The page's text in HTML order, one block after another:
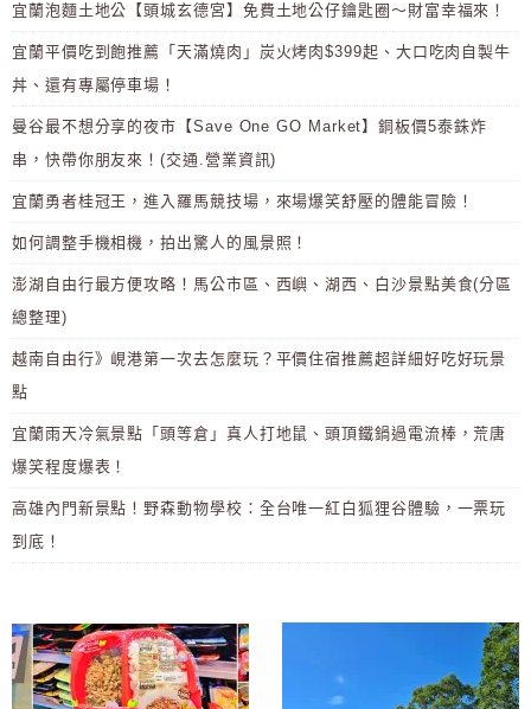
宜蘭泡麵土地公【頭城玄德宮】免費土地公仔鑰匙圈～財富幸福來！
宜蘭平價吃到飽推薦「天滿燒肉」炭火烤肉$399起、大口吃肉自製牛
丼、還有專屬停車場！
曼谷最不想分享的夜市【Save One GO Market】銅板價5泰銖炸
串，快帶你朋友來！(交通.營業資訊)
宜蘭勇者桂冠王，進入羅馬競技場，來場爆笑舒壓的體能冒險！
如何調整手機相機，拍出驚人的風景照！
澎湖自由行最方便攻略！馬公市區、西嶼、湖西、白沙景點美食(分區
總整理)
越南自由行》峴港第一次去怎麼玩？平價住宿推薦超詳細好吃好玩景
點
宜蘭雨天冷氣景點「頭等倉」真人打地鼠、頭頂鐵鍋過電流棒，荒唐
爆笑程度爆表！
高雄內門新景點！野森動物學校：全台唯一紅白狐狸谷體驗，一票玩
到底！